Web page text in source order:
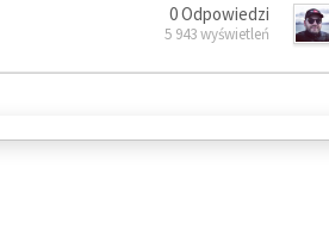
0 Odpowiedzi
5 943 wyświetleń